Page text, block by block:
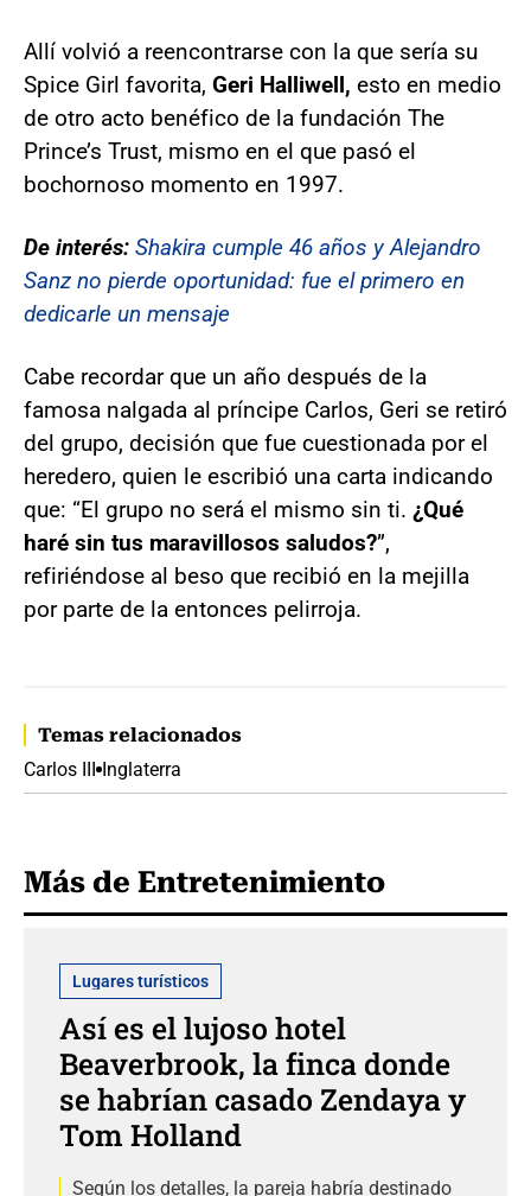
Allí volvió a reencontrarse con la que sería su
Spice Girl favorita, Geri Halliwell, esto en medio
de otro acto benéfico de la fundación The
Prince’s Trust, mismo en el que pasó el
bochornoso momento en 1997.
De interés: Shakira cumple 46 años y Alejandro
Sanz no pierde oportunidad: fue el primero en
dedicarle un mensaje
Cabe recordar que un año después de la
famosa nalgada al príncipe Carlos, Geri se retiró
del grupo, decisión que fue cuestionada por el
heredero, quien le escribió una carta indicando
que: “El grupo no será el mismo sin ti. ¿Qué
haré sin tus maravillosos saludos?”,
refiriéndose al beso que recibió en la mejilla
por parte de la entonces pelirroja.
Temas relacionados
Carlos III Inglaterra
Más de Entretenimiento
Lugares turísticos
Así es el lujoso hotel
Beaverbrook, la finca donde
se habrían casado Zendaya y
Tom Holland
Según los detalles, la pareja habría destinado